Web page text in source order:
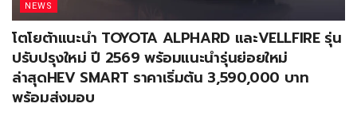
NEWS
โตโยต้าแนะนำ TOYOTA ALPHARD และVELLFIRE รุ่น
ปรับปรุงใหม่ ปี 2569 พร้อมแนะนำรุ่นย่อยใหม่
ล่าสุดHEV SMART ราคาเริ่มต้น 3,590,000 บาท
พร้อมส่งมอบ